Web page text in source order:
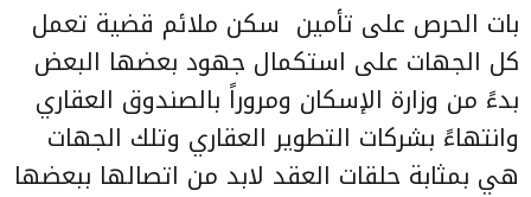
بات الحرص على تأمين سكن ملائم قضية تعمل
كل الجهات على استكمال جهود بعضها البعض
بدءً من وزارة الإسكان ومروراً بالصندوق العقاري
وانتهاءً بشركات التطوير العقاري وتلك الجهات
هي بمثابة حلقات العقد لابد من اتصالها ببعضها